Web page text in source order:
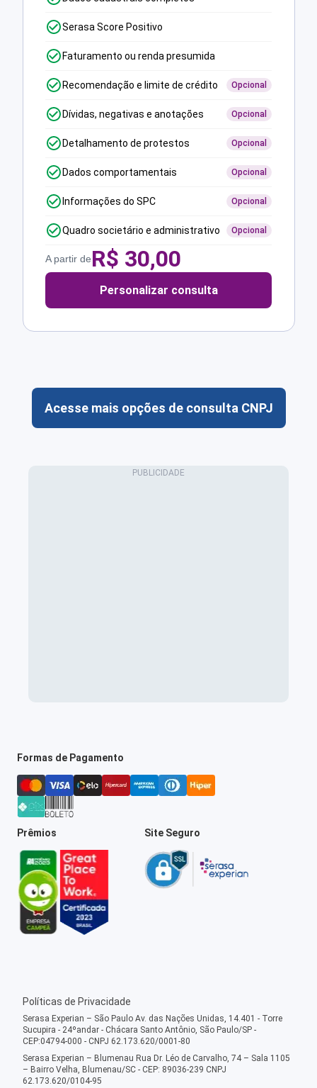
Serasa Score Positivo
Faturamento ou renda presumida
Recomendação e limite de crédito Opcional
Dívidas, negativas e anotações Opcional
Detalhamento de protestos Opcional
Dados comportamentais Opcional
Informações do SPC Opcional
Quadro societário e administrativo Opcional
A partir deR$ 30,00
Personalizar consulta
Acesse mais opções de consulta CNPJ
Formas de Pagamento
Prêmios Site Seguro
Políticas de Privacidade
Serasa Experian – São Paulo Av. das Nações Unidas, 14.401 - Torre
Sucupira - 24ºandar - Chácara Santo Antônio, São Paulo/SP -
CEP:04794-000 - CNPJ 62.173.620/0001-80
Serasa Experian – Blumenau Rua Dr. Léo de Carvalho, 74 – Sala 1105
– Bairro Velha, Blumenau/SC - CEP: 89036-239 CNPJ
62.173.620/0104-95